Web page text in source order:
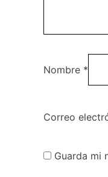
Nombre *
Correo
Guarda mi